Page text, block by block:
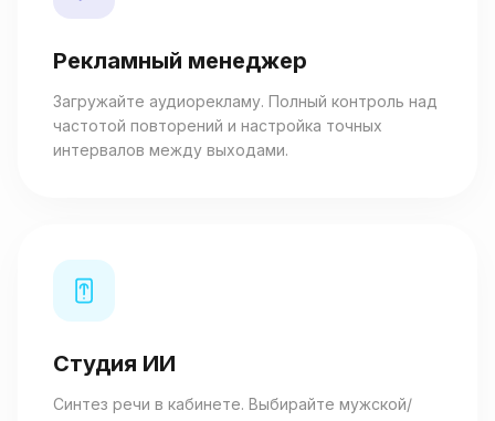
Рекламный менеджер
Загружайте аудиорекламу. Полный контроль над
частотой повторений и настройка точных
интервалов между выходами.
Студия ИИ
Синтез речи в кабинете. Выбирайте мужской/